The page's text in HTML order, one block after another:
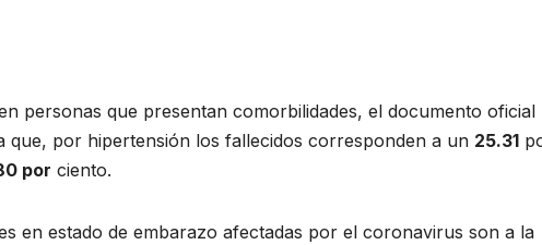
personas que presentan comorbilidades, el documento oficial
que, por hipertensión los fallecidos corresponden a un 25.31
por ciento.
en estado de embarazo afectadas por el coronavirus son a la